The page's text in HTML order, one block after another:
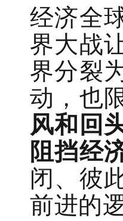
经济全
界大战
界分裂
动，也
风和回
阻挡经
闭、彼
前进的